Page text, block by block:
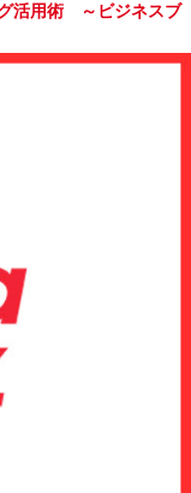
グ活用術 ～ビジネスブ